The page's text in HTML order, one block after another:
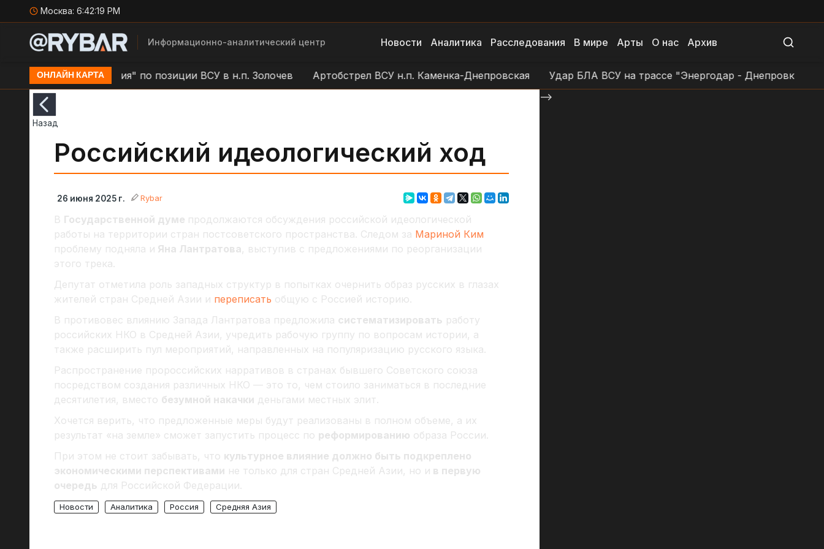
Москва: 6:42:20 PM
Информационно-аналитический центр Новости Аналитика Расследования В мире Арты О нас Архив
ОНЛАЙН КАРТА
Удар БЛА "Молния" по позиции ВСУ в н.п. Золочев Артобстрел ВСУ н.п. Каменка-Днепровская Удар БЛА ВСУ на трассе "Энергодар - Днепровка -
Назад
Российский идеологический ход
26 июня 2025 г. Rybar
В Государственной думе продолжаются обсуждения российской идеологической
работы на территории стран постсоветского пространства. Следом за Мариной Ким
проблему подняла и Яна Лантратова, выступив с предложениями по реорганизации
этого трека.
Депутат отметила роль западных структур в попытках очернить образ русских в глазах
жителей стран Средней Азии и переписать общую с Россией историю.
В противовес влиянию Запада Лантратова предложила систематизировать работу
российских НКО в Средней Азии, учредить рабочую группу по вопросам истории, а
также расширить пул мероприятий, направленных на популяризацию русского языка.
Распространение пророссийских нарративов в странах бывшего Советского союза
посредством создания различных НКО — это то, чем стоило заниматься в последние
десятилетия, вместо безумной накачки деньгами местных элит.
Хочется верить, что предложенные меры будут реализованы в полном объеме, а их
результат «на земле» сможет запустить процесс по реформированию образа России.
При этом не стоит забывать, что культурное влияние должно быть подкреплено
экономическими перспективами не только для стран Средней Азии, но и в первую
очередь для Российской Федерации.
Новости Аналитика Россия Средняя Азия
-->